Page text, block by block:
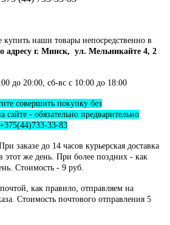
наши товары непосредственно в
адресу г. Минск, ул. Мельникайте 4, 2
до 20:00, сб-вс с 10:00 до 18:00
совершить покупку без
сайте - обязательно предварительно
33-83
заказе до 14 часов курьерская доставка
этот же день. При более поздних - как
Стоимость - 9 руб.
как правило, отправляем на
Стоимость почтового отправления 5